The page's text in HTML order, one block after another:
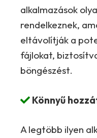
alkalmazások
rendelkeznek,
eltávolítják a
fájlokat,
böngészést.
Könnyű
A legtöbb ilyen